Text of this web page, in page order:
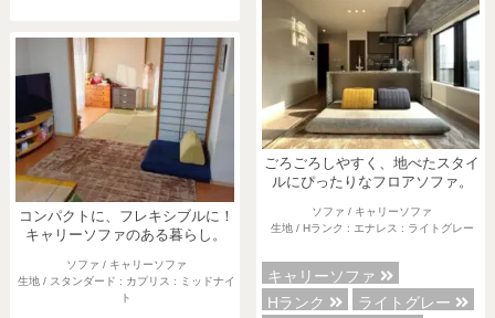
コンパクトに、フレキシブルに！
キャリーソファのある暮らし。
ソファ / キャリーソファ
生地 / スタンダード : カプリス : ミッドナイ
ト
ごろごろしやすく、地べたスタイ
ルにぴったりなフロアソファ。
ソファ / キャリーソファ
生地 / Hランク : エナレス : ライトグレー
キャリーソファ
Hランク
ライトグレー